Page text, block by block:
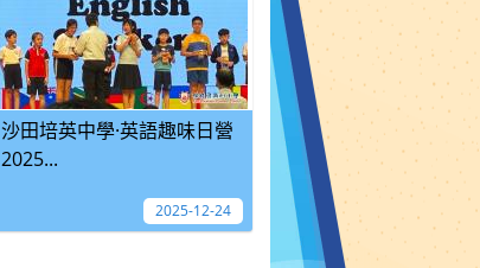
沙田培英中學·英語趣味日營
2025...
2025-12-24